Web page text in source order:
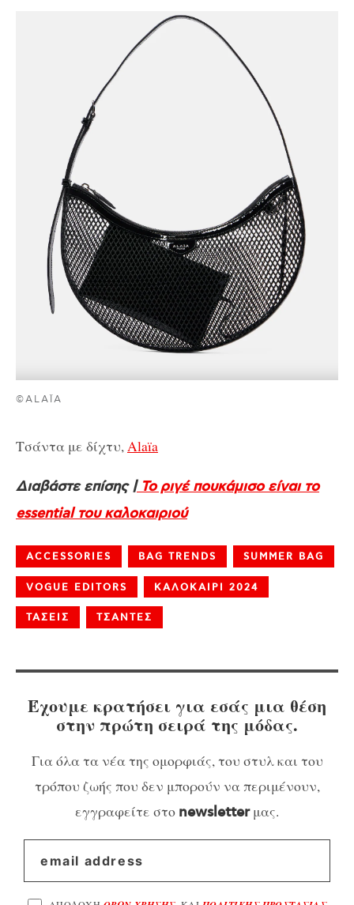
©ALAÏA
Τσάντα με δίχτυ,Alaïa
Διαβάστε επίσης |Το ριγέ πουκάμισο είναι το
essential του καλοκαιριού
ACCESSORIES BAG TRENDS SUMMER BAG
VOGUE EDITORS ΚΑΛΟΚΑΙΡΙ 2024
ΤΑΣΕΙΣ ΤΣΑΝΤΕΣ
Έχουμε κρατήσει για εσάς μια θέση
στην πρώτη σειρά της μόδας.
Για όλα τα νέα της ομορφιάς, του στυλ και του
τρόπου ζωής που δεν μπορούν να περιμένουν,
εγγραφείτε στο newsletterμας.